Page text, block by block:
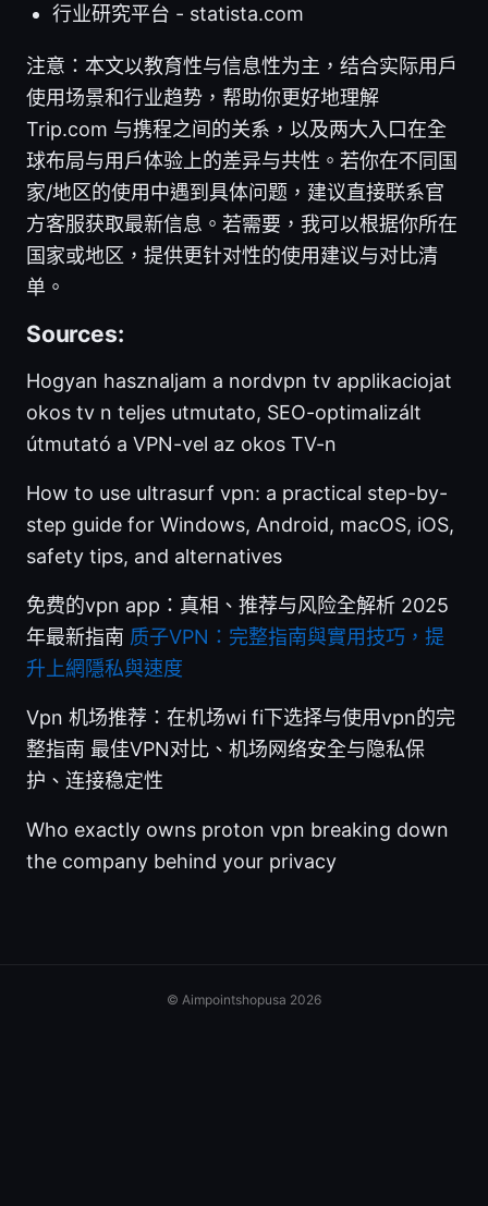
行业研究平台 - statista.com
注意：本文以教育性与信息性为主，结合实际用户
使用场景和行业趋势，帮助你更好地理解
Trip.com 与携程之间的关系，以及两大入口在全
球布局与用户体验上的差异与共性。若你在不同国
家/地区的使用中遇到具体问题，建议直接联系官
方客服获取最新信息。若需要，我可以根据你所在
国家或地区，提供更针对性的使用建议与对比清
单。
Sources:
Hogyan hasznaljam a nordvpn tv applikaciojat
okos tv n teljes utmutato, SEO-optimalizált
útmutató a VPN-vel az okos TV-n
How to use ultrasurf vpn: a practical step-by-
step guide for Windows, Android, macOS, iOS,
safety tips, and alternatives
免费的vpn app：真相、推荐与风险全解析 2025
年最新指南 质子VPN：完整指南與實用技巧，提
升上網隱私與速度
Vpn 机场推荐：在机场wi fi下选择与使用vpn的完
整指南 最佳VPN对比、机场网络安全与隐私保
护、连接稳定性
Who exactly owns proton vpn breaking down
the company behind your privacy
© Aimpointshopusa 2026